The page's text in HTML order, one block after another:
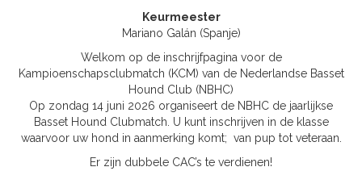
Keurmeester
Mariano Galán (Spanje)
Welkom op de inschrijfpagina voor de
Kampioenschapsclubmatch (KCM) van de Nederlandse Basset
Hound Club (NBHC)
Op zondag 14 juni 2026 organiseert de NBHC de jaarlijkse
Basset Hound Clubmatch. U kunt inschrijven in de klasse
waarvoor uw hond in aanmerking komt; van pup tot veteraan.
Er zijn dubbele CAC’s te verdienen!